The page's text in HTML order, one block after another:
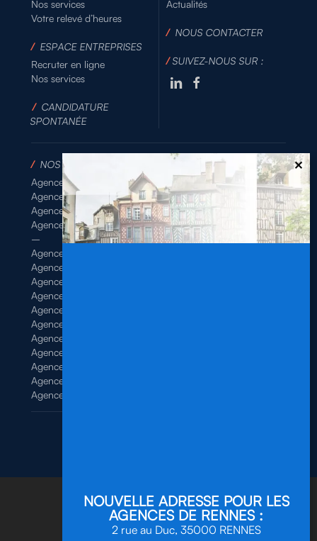
Nos services
Votre relevé d’heures
/ ESPACE ENTREPRISES
Recruter en ligne
Nos services
/ CANDIDATURE
SPONTANÉE
Actualités
/NOUS CONTACTER
/SUIVEZ-NOUS SUR :
/ NOS AGENCES
Agence de Rennes Industrie
Agence de Rennes Généraliste
Agence de Rennes BTP
Agence de Rennes Tertiaire
–
Agence de Brest
Agence de Dinan
Agence de Lamballe
Agence de Landivisiau
Agence de Pontivy
Agence de Quimper
Agence de Quimperlé
Agence de Saint-Brieuc
Agence de Saint-Malo
Agence de Vannes
Agence de Vitré
NOUVELLE ADRESSE POUR LES
AGENCES DE RENNES :
2 rue au Duc, 35000 RENNES